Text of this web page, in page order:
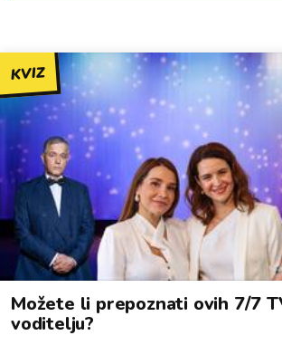
KVIZ
Možete li prepoznati ovih 7/7
voditelju?